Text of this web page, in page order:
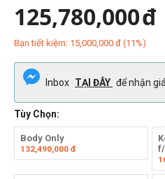
125,780,000đ
Bạn tiết kiệm: 15,000,000 đ (11 %)
Inbox TẠI ĐÂY để nhận
Tùy Chọn:
Body Only
132,490,000 đ
f/